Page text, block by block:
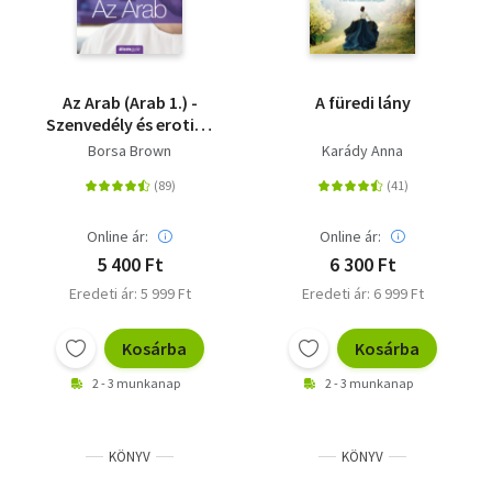
Az Arab (Arab 1.) -
Szenvedély és erotika
a Kelet kapujában
Borsa Brown
Online ár:
5 400 Ft
Eredeti ár: 5 999 Ft
Kosárba
2 - 3 munkanap
A füredi lány
Karády Anna
Online ár:
6 300 Ft
Eredeti ár: 6 999 Ft
Kosárba
2 - 3 munkanap
KÖNYV KÖNYV